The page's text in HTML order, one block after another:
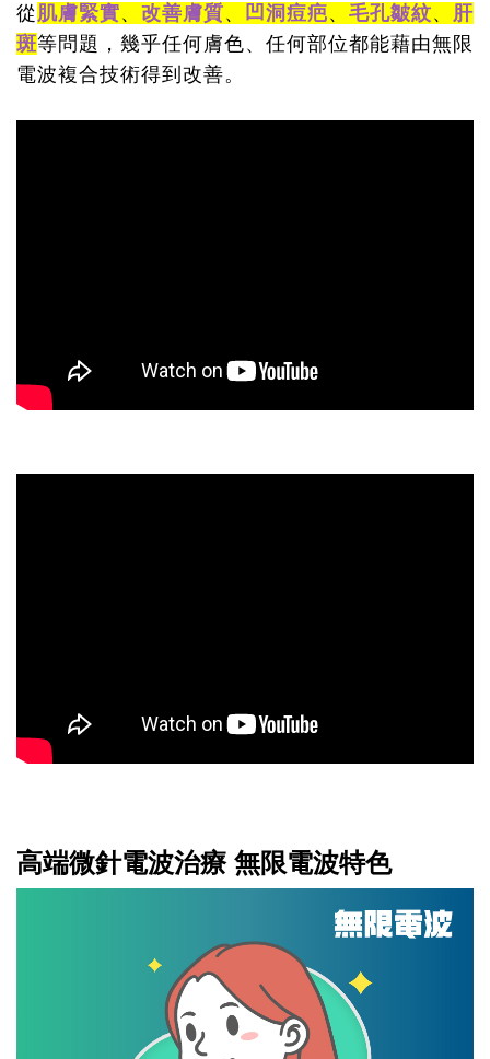
從 肌膚緊實、 改善膚質、 凹洞痘疤、 毛孔皺紋、 肝
斑等問題，幾乎任何膚色、任何部位都能藉由無限
電波複合技術得到改善。
高端微針電波治療 無限電波特色